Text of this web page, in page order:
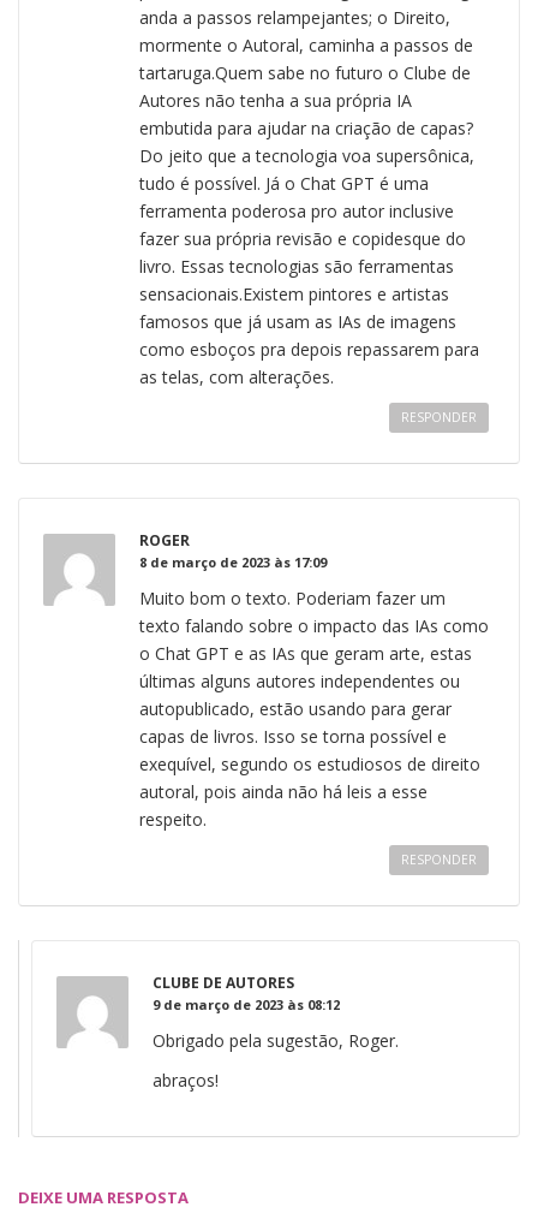
anda a passos relampejantes; o Direito,
mormente o Autoral, caminha a passos de
tartaruga.Quem sabe no futuro o Clube de
Autores não tenha a sua própria IA
embutida para ajudar na criação de capas?
Do jeito que a tecnologia voa supersônica,
tudo é possível. Já o Chat GPT é uma
ferramenta poderosa pro autor inclusive
fazer sua própria revisão e copidesque do
livro. Essas tecnologias são ferramentas
sensacionais.Existem pintores e artistas
famosos que já usam as IAs de imagens
como esboços pra depois repassarem para
as telas, com alterações.
RESPONDER
ROGER
8 de março de 2023 às 17:09
Muito bom o texto. Poderiam fazer um
texto falando sobre o impacto das IAs como
o Chat GPT e as IAs que geram arte, estas
últimas alguns autores independentes ou
autopublicado, estão usando para gerar
capas de livros. Isso se torna possível e
exequível, segundo os estudiosos de direito
autoral, pois ainda não há leis a esse
respeito.
RESPONDER
CLUBE DE AUTORES
9 de março de 2023 às 08:12
Obrigado pela sugestão, Roger.
abraços!
DEIXE UMA RESPOSTA